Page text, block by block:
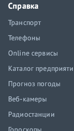
Справка
Транспорт
Телефоны
Online сервисы
Каталог
Прогноз погоды
Веб-камеры
Радиостанции